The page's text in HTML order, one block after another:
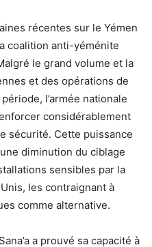
récentes sur le Yémen
coalition anti-yéménite
le grand volume et la
et des opérations de
l’armée nationale
considérablement
sécurité. Cette puissance
diminution du ciblage
sensibles par la
les contraignant à
comme alternative.
a prouvé sa capacité à